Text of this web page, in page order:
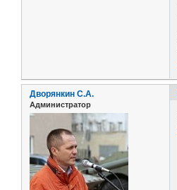
Дворянкин С.А.
Администратор